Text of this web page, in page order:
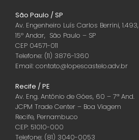
São Paulo / SP
Av. Engenheiro Luís Carlos Berrini, 1.493,
15º Andar, São Paulo – SP
CEP 04571-011
Telefone: (11) 3876-1360
Email: contato@lopescastelo.adv.br
Recife / PE
Av. Eng. Antônio de Góes, 60 – 7ª And.
JCPM Trade Center – Boa Viagem
Recife, Pernambuco
CEP: 51010-000
Telefone: (81) 3040-0053